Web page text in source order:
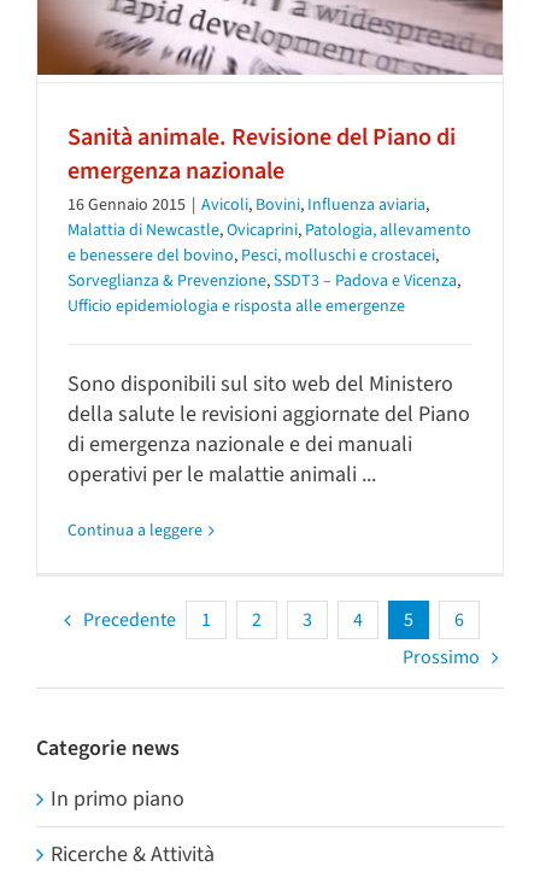
Sanità animale. Revisione del Piano di
emergenza nazionale
16 Gennaio 2015 | Avicoli, Bovini, Influenza aviaria,
Malattia di Newcastle,Ovicaprini, Patologia, allevamento
e benessere del bovino, Pesci, molluschi e crostacei,
Sorveglianza & Prevenzione,SSDT3 – Padova e Vicenza,
Ufficio epidemiologia e risposta alle emergenze
Sono disponibili sul sito web del Ministero
della salute le revisioni aggiornate del Piano
di emergenza nazionale e dei manuali
operativi per le malattie animali ...
Continua a leggere
Precedente 1 2 3 4 5
6
Prossimo
Categorie news
In primo piano
Ricerche & Attività